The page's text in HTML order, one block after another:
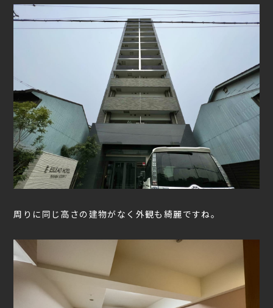
周りに同じ高さの建物がなく外観も綺麗ですね。